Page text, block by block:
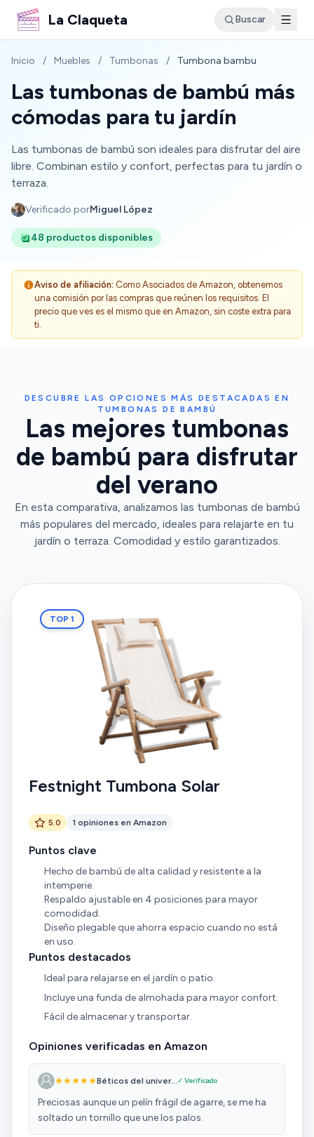
La Claqueta Buscar
Inicio / Muebles / Tumbonas / Tumbona bambu
Las tumbonas de bambú más
cómodas para tu jardín
Las tumbonas de bambú son ideales para disfrutar del aire
libre. Combinan estilo y confort, perfectas para tu jardín o
terraza.
Verificado porMiguel López
48 productos disponibles
Aviso de afiliación: Como Asociados de Amazon, obtenemos
una comisión por las compras que reúnen los requisitos. El
precio que ves es el mismo que en Amazon, sin coste extra para
ti.
DESCUBRE LAS OPCIONES MÁS DESTACADAS EN
TUMBONAS DE BAMBÚ
Las mejores tumbonas
de bambú para disfrutar
del verano
En esta comparativa, analizamos las tumbonas de bambú
más populares del mercado, ideales para relajarte en tu
jardín o terraza. Comodidad y estilo garantizados.
TOP 1
Festnight Tumbona Solar
5.0 1 opiniones en Amazon
Puntos clave
Hecho de bambú de alta calidad y resistente a la
intemperie.
Respaldo ajustable en 4 posiciones para mayor
comodidad.
Diseño plegable que ahorra espacio cuando no está
en uso.
Puntos destacados
Ideal para relajarse en el jardín o patio.
Incluye una funda de almohada para mayor confort.
Fácil de almacenar y transportar.
Opiniones verificadas en Amazon
Béticos del univer... ✓ Verificado
Preciosas aunque un pelín frágil de agarre, se me ha
soltado un tornillo que une los palos.